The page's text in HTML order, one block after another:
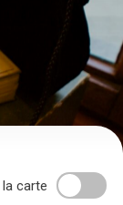
carte